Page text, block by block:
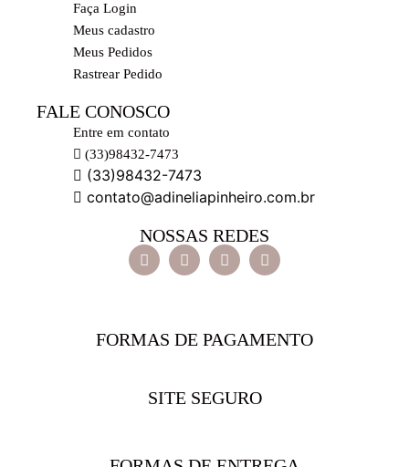
Faça Login
Meus cadastro
Meus Pedidos
Rastrear Pedido
FALE CONOSCO
Entre em contato
(33)98432-7473
(33)98432-7473
contato@adineliapinheiro.com.br
NOSSAS REDES
FORMAS DE PAGAMENTO
SITE SEGURO